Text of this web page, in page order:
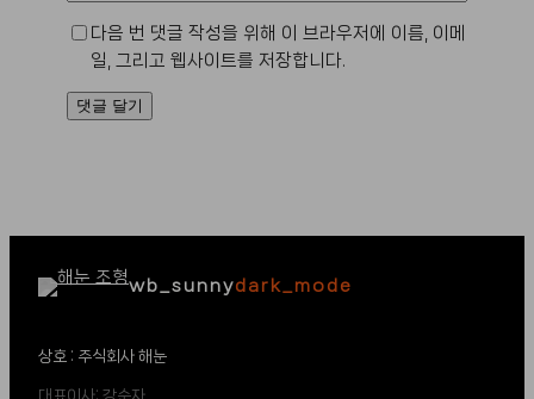
다음 번 댓글 작성을 위해 이 브라우저에 이름, 이메
일, 그리고 웹사이트를 저장합니다.
wb_sunnydark_mode
상호 : 주식회사 해눈
대표이사: 강순자